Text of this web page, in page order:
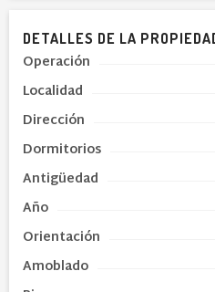
DETALLES DE LA
Operación
Localidad
Dirección
Dormitorios
Antigüedad
Año
Orientación
Amoblado